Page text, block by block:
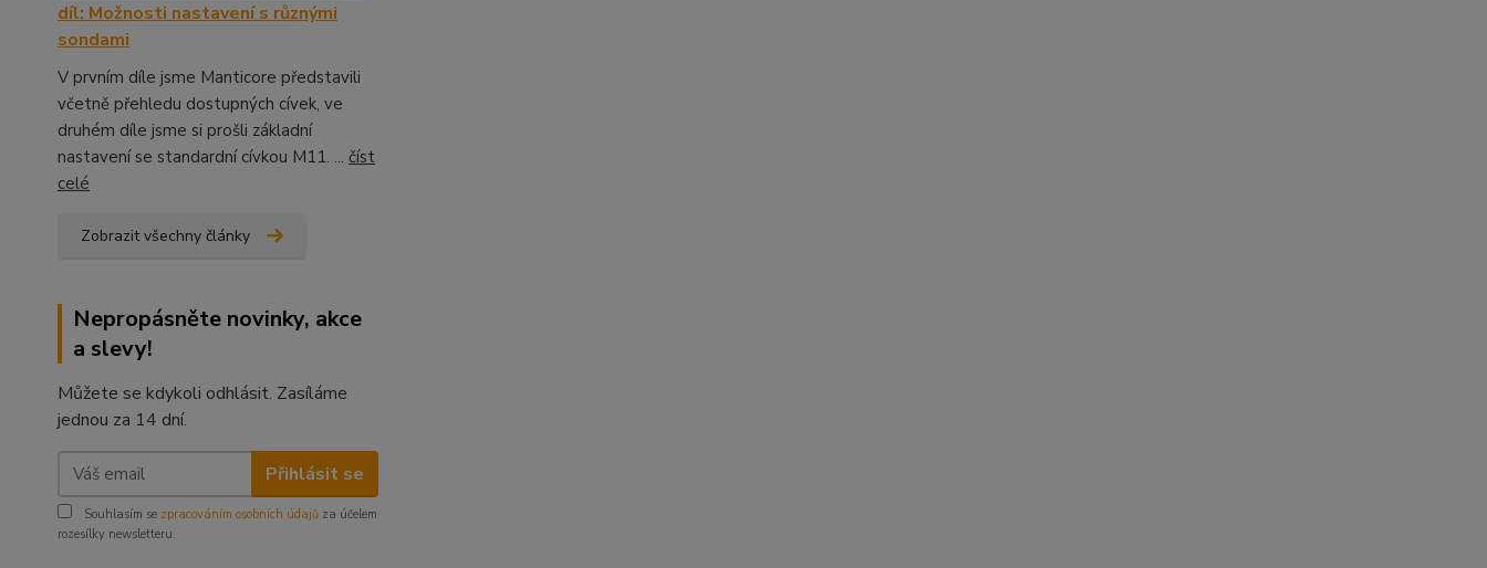
díl: Možnosti nastavení s různými
sondami
V prvním díle jsme Manticore představili
včetně přehledu dostupných cívek, ve
druhém díle jsme si prošli základní
nastavení se standardní cívkou M11. ... číst
celé
Zobrazit všechny články
Nepropásněte novinky, akce
a slevy!
Můžete se kdykoli odhlásit. Zasíláme
jednou za 14 dní.
Přihlásit se
Souhlasím se zpracováním osobních údajů za účelem
rozesílky newsletteru.